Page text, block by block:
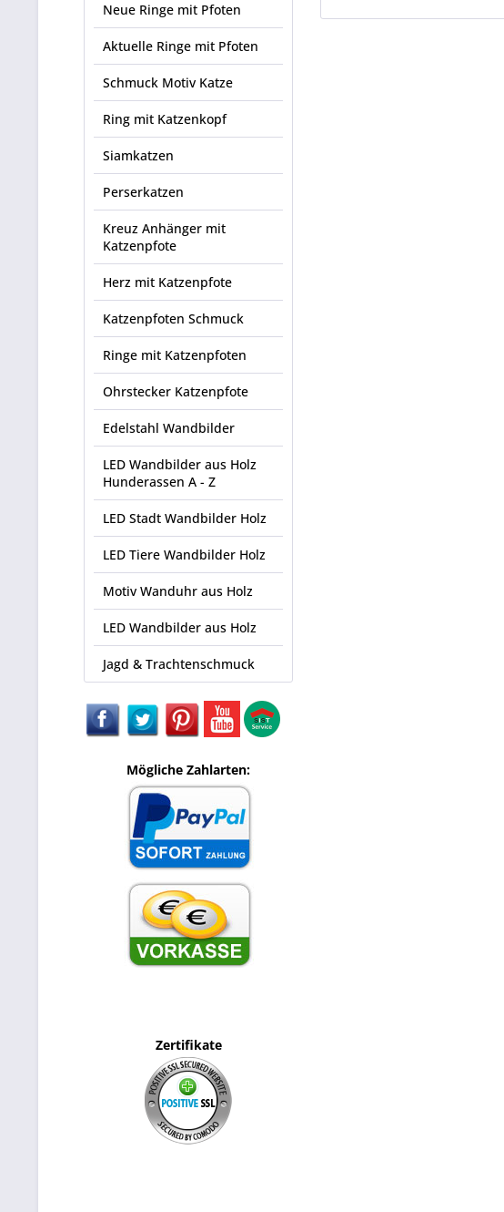
Neue Ringe mit Pfoten
Aktuelle Ringe mit Pfoten
Schmuck Motiv Katze
Ring mit Katzenkopf
Siamkatzen
Perserkatzen
Kreuz Anhänger mit
Katzenpfote
Herz mit Katzenpfote
Katzenpfoten Schmuck
Ringe mit Katzenpfoten
Ohrstecker Katzenpfote
Edelstahl Wandbilder
LED Wandbilder aus Holz
Hunderassen A - Z
LED Stadt Wandbilder Holz
LED Tiere Wandbilder Holz
Motiv Wanduhr aus Holz
LED Wandbilder aus Holz
Jagd & Trachtenschmuck
Mögliche Zahlarten:
Zertifikate